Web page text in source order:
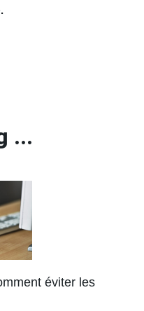
...
éviter les